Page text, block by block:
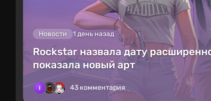
Новости 1 день назад
Rockstar назвала дату
показала новый арт
43 комментария